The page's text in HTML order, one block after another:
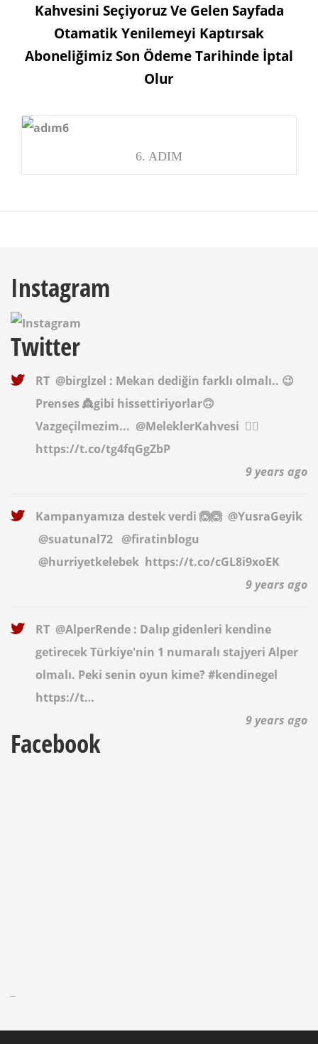
Kahvesini Seçiyoruz Ve Gelen Sayfada
Otamatik Yenilemeyi Kaptırsak
Aboneliğimiz Son Ödeme Tarihinde İptal
Olur
6. ADIM
Instagram
Twitter
RT @birglzel : Mekan dediğin farklı olmalı.. 😉
Prenses 👸gibi hissettiriyorlar🙃
Vazgeçilmezim... @MeleklerKahvesi ✌🏻
https://t.co/tg4fqGgZbP
9 years ago
Kampanyamıza destek verdi 🙆🙆 @YusraGeyik
@suatunal72 @firatinblogu
@hurriyetkelebek https://t.co/cGL8i9xoEK
9 years ago
RT @AlperRende : Dalıp gidenleri kendine
getirecek Türkiye'nin 1 numaralı stajyeri Alper
olmalı. Peki senin oyun kime? #kendinegel
https://t…
9 years ago
Facebook